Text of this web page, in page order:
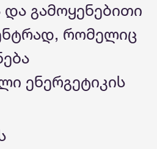
გამოყენებითი
რომელიც
ენერგეტიკის